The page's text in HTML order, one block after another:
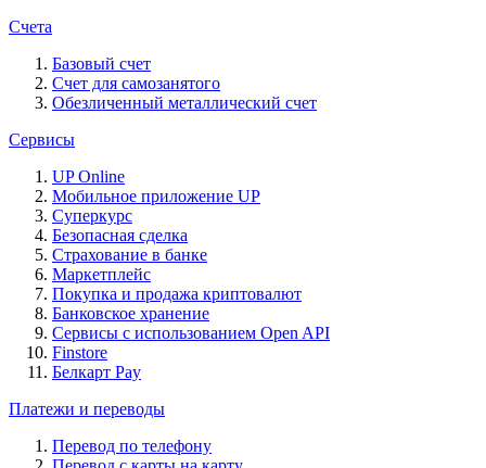
Счета
Базовый счет
Счет для самозанятого
Обезличенный металлический счет
Сервисы
UP Online
Мобильное приложение UP
Суперкурс
Безопасная сделка
Страхование в банке
Маркетплейс
Покупка и продажа криптовалют
Банковское хранение
Сервисы с использованием Open API
Finstore
Белкарт Pay
Платежи и переводы
Перевод по телефону